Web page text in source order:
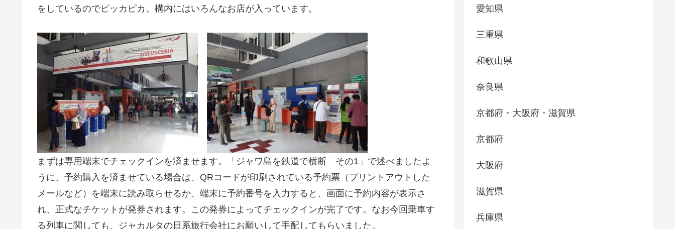
をしているのでピッカピカ。構内にはいろんなお店が入っています。
まずは専用端末でチェックインを済ませます。「ジャワ島を鉄道で横断 その1」で述べましたよ
うに、予約購入を済ませている場合は、QRコードが印刷されている予約票（プリントアウトした
メールなど）を端末に読み取らせるか、端末に予約番号を入力すると、画面に予約内容が表示さ
れ、正式なチケットが発券されます。この発券によってチェックインが完了です。なお今回乗車す
る列車に関しても、ジャカルタの日系旅行会社にお願いして手配してもらいました。
愛知県
三重県
和歌山県
奈良県
京都府・大阪府・滋賀県
京都府
大阪府
滋賀県
兵庫県